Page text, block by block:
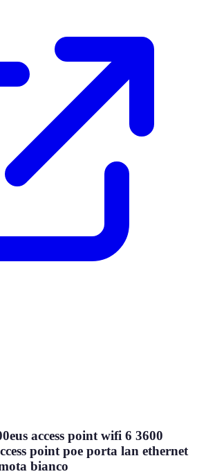
access point wifi 6 3600
point poe porta lan ethernet
bianco